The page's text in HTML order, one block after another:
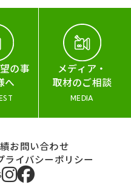
の事
へ
メディア・
取材のご相談
MEDIA
お問い合わせ
ライバシーポリシー